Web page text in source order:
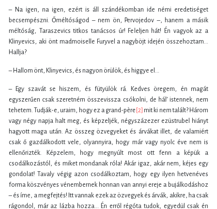
– Na igen, na igen, ezért is áll szándékomban ide némi eredetiséget
becsempészni. Őméltóságod – nem ön, Pervojedov –, hanem a másik
méltóság, Taraszevics titkos tanácsos úr! Feleljen hát! Én vagyok az a
Klinyevics, aki önt madmoiselle Furyvel a nagyböjt idején összehoztam…
Hallja?
– Hallom önt, Klinyevics, és nagyon örülök, és higgye el…
– Egy szavát se hiszem, és fütyülök rá. Kedves öregem, én magát
egyszerűen csak szeretném összevissza csókolni, de hál’ istennek, nem
tehetem. Tudják-e, uraim, hogy ez a grand-père [2] mit ki nem talált? Három
vagy négy napja halt meg, és képzeljék, négyszázezer ezüstrubel hiányt
hagyott maga után. Az összeg özvegyeket és árvákat illet, de valamiért
csak ő gazdálkodott vele, olyannyira, hogy már vagy nyolc éve nem is
ellenőrizték. Képzelem, hogy megnyúlt most ott fenn a képük a
csodálkozástól, és miket mondanak róla! Akár igaz, akár nem, kéjes egy
gondolat! Tavaly végig azon csodálkoztam, hogy egy ilyen hetvenéves
forma köszvényes vénembernek honnan van annyi ereje a bujálkodáshoz
– és íme, a megfejtés! Itt vannak ezek az özvegyek és árvák, akikre, ha csak
rágondol, már az lázba hozza... Én erről régóta tudok, egyedül csak én